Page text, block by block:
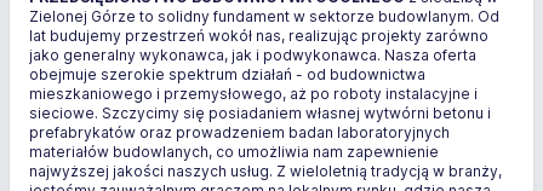
Zielonej Górze to solidny fundament w sektorze budowlanym. Od
lat budujemy przestrzeń wokół nas, realizując projekty zarówno
jako generalny wykonawca, jak i podwykonawca. Nasza oferta
obejmuje szerokie spektrum działań - od budownictwa
mieszkaniowego i przemysłowego, aż po roboty instalacyjne i
sieciowe. Szczycimy się posiadaniem własnej wytwórni betonu i
prefabrykatów oraz prowadzeniem badan laboratoryjnych
materiałów budowlanych, co umożliwia nam zapewnienie
najwyższej jakości naszych usług. Z wieloletnią tradycją w branży,